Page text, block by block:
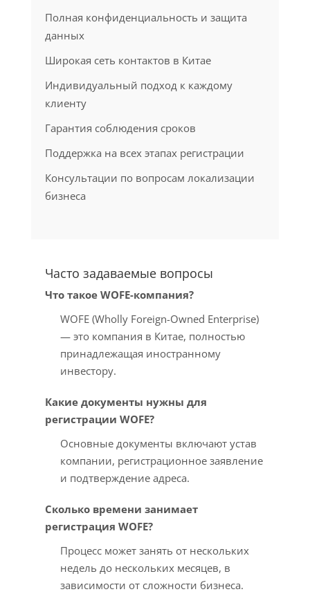
Полная конфиденциальность и защита
данных
Широкая сеть контактов в Китае
Индивидуальный подход к каждому
клиенту
Гарантия соблюдения сроков
Поддержка на всех этапах регистрации
Консультации по вопросам локализации
бизнеса
Часто задаваемые вопросы
Что такое WOFE-компания?
WOFE (Wholly Foreign-Owned Enterprise)
— это компания в Китае, полностью
принадлежащая иностранному
инвестору.
Какие документы нужны для
регистрации WOFE?
Основные документы включают устав
компании, регистрационное заявление
и подтверждение адреса.
Сколько времени занимает
регистрация WOFE?
Процесс может занять от нескольких
недель до нескольких месяцев, в
зависимости от сложности бизнеса.